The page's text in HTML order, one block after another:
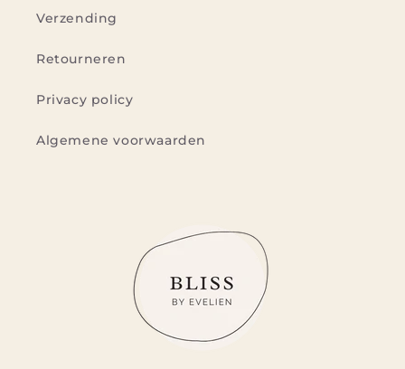
Verzending
Retourneren
Privacy policy
Algemene voorwaarden